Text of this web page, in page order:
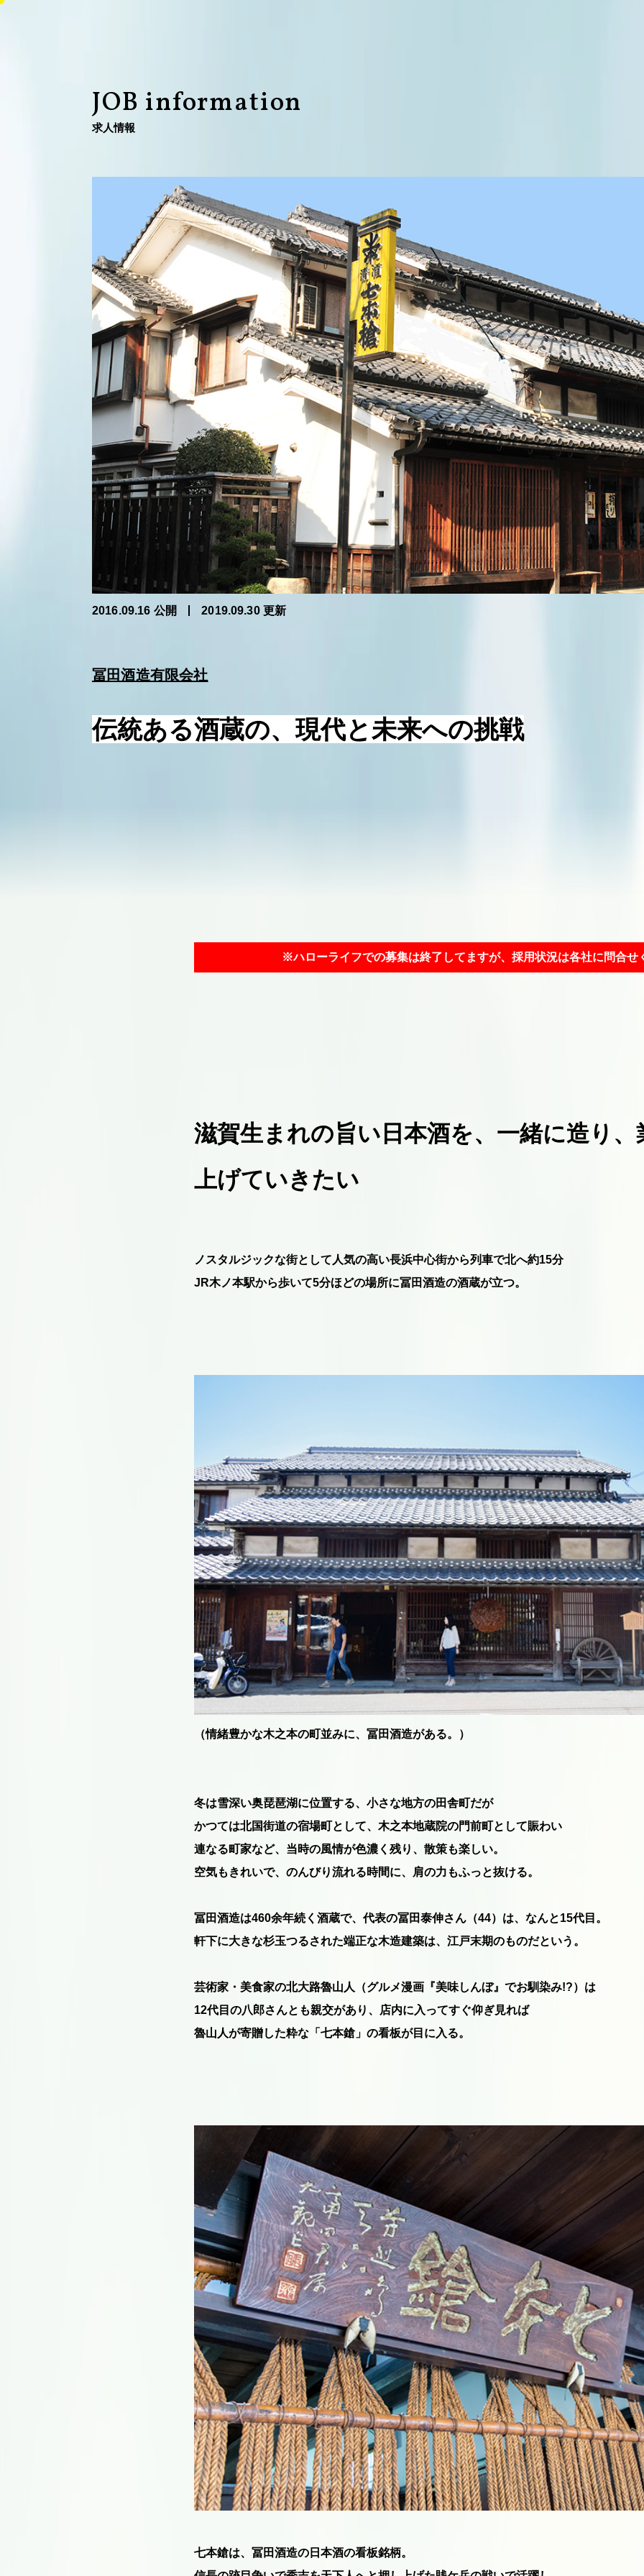
JOB information
求人情報
2016.09.16 公開 2019.09.30 更新
冨田酒造有限会社
伝統ある酒蔵の、現代と未来への挑戦
※ハローライフでの募集は終了してますが、採用状況は各社に問合せ
滋賀生まれの旨い日本酒を、一緒に造り、
上げていきたい
ノスタルジックな街として人気の高い長浜中心街から列車で北へ約15分
JR木ノ本駅から歩いて5分ほどの場所に冨田酒造の酒蔵が立つ。
（情緒豊かな木之本の町並みに、冨田酒造がある。）
冬は雪深い奥琵琶湖に位置する、小さな地方の田舎町だが
かつては北国街道の宿場町として、木之本地蔵院の門前町として賑わい
連なる町家など、当時の風情が色濃く残り、散策も楽しい。
空気もきれいで、のんびり流れる時間に、肩の力もふっと抜ける。
冨田酒造は460余年続く酒蔵で、代表の冨田泰伸さん（44）は、なんと15代目。
軒下に大きな杉玉つるされた端正な木造建築は、江戸末期のものだという。
芸術家・美食家の北大路魯山人（グルメ漫画『美味しんぼ』でお馴染み!?）は
12代目の八郎さんとも親交があり、店内に入ってすぐ仰ぎ見れば
魯山人が寄贈した粋な「七本鎗」の看板が目に入る。
七本鎗は、冨田酒造の日本酒の看板銘柄。